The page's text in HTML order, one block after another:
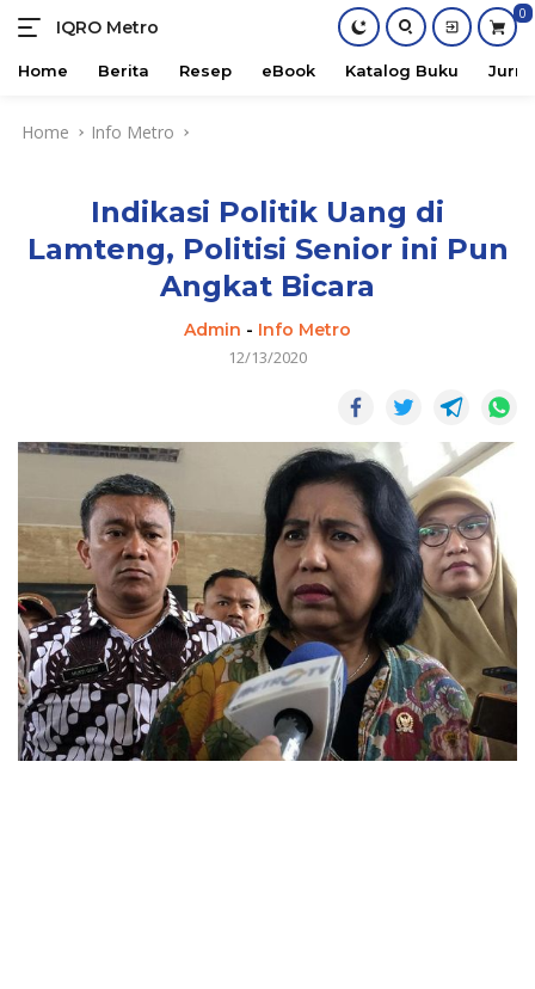
IQRO Metro
Lets
Bright
0
Home Berita Resep eBook Katalog Buku
Home Info Metro
Indikasi Politik Uang di
Lamteng, Politisi Senior ini Pun
Angkat Bicara
Admin - Info Metro
12/13/2020